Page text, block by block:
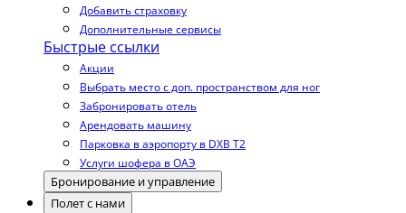
Добавить страховку
Дополнительные сервисы
Быстрые ссылки
Акции
Выбрать место с доп. пространством для ног
Забронировать отель
Арендовать машину
Парковка в аэропорту в DXB T2
Услуги шофера в ОАЭ
Бронирование и управление
Полет с нами